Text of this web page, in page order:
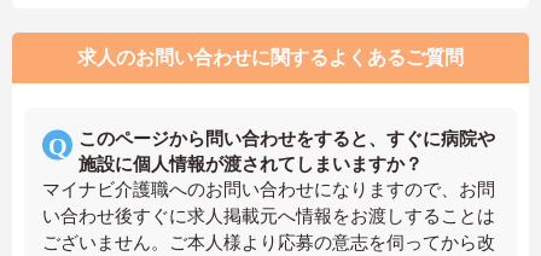
求人のお問い合わせに関するよくあるご質問
このページから問い合わせをすると、すぐに病院や
施設に個人情報が渡されてしまいますか？
マイナビ介護職へのお問い合わせになりますので、お問
い合わせ後すぐに求人掲載元へ情報をお渡しすることは
ございません。ご本人様より応募の意志を伺ってから改